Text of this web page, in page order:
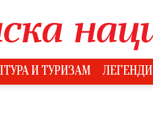
И ТУРИЗАМ ЛЕГЕНДИ